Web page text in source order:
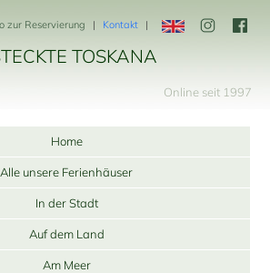
TOSKANA
zur Reservierung Kontakt
Online seit 1997
Home
Alle unsere Ferienhäuser
In der Stadt
Auf dem Land
Am Meer